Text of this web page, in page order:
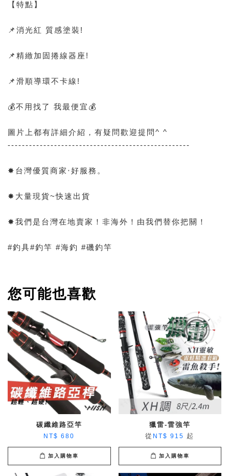
【特點】
📌消光紅 質感塗裝!
📌精緻加固捲線器座!
📌滑順導環不卡線!
💰不用找了 我最便宜💰
圖片上都有詳細介紹，有疑問歡迎提問^ ^
---------------------------------------------------
✸台灣優質商家‧好服務。
✸大量現貨~快速出貨
✸我們是台灣在地賣家！非海外！由我們替你把關！
#釣具#釣竿 #海釣 #磯釣竿
您可能也喜歡
碳纖維路亞竿
NT$ 680
加入購物車
獵雷-雷強竿
從 NT$ 915 起
加入購物車